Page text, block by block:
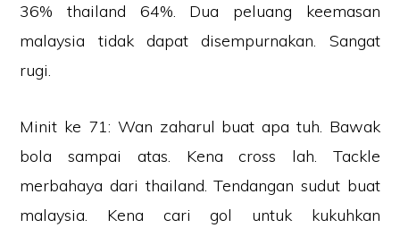
36% thailand 64%. Dua peluang keemasan
malaysia tidak dapat disempurnakan. Sangat
rugi.
Minit ke 71: Wan zaharul buat apa tuh. Bawak
bola sampai atas. Kena cross lah. Tackle
merbahaya dari thailand. Tendangan sudut buat
malaysia. Kena cari gol untuk kukuhkan